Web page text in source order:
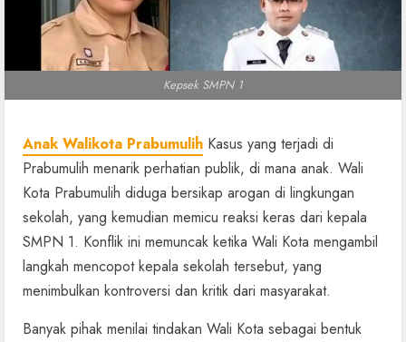
Kepsek SMPN 1
Anak Walikota Prabumulih Kasus yang terjadi di
Prabumulih menarik perhatian publik, di mana anak. Wali
Kota Prabumulih diduga bersikap arogan di lingkungan
sekolah, yang kemudian memicu reaksi keras dari kepala
SMPN 1. Konflik ini memuncak ketika Wali Kota mengambil
langkah mencopot kepala sekolah tersebut, yang
menimbulkan kontroversi dan kritik dari masyarakat.
Banyak pihak menilai tindakan Wali Kota sebagai bentuk